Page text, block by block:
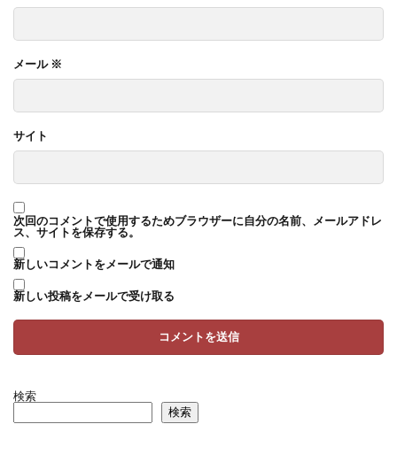
メール ※
サイト
次回のコメントで使用するためブラウザーに自分の名前、メールアドレ
ス、サイトを保存する。
新しいコメントをメールで通知
新しい投稿をメールで受け取る
検索
検索